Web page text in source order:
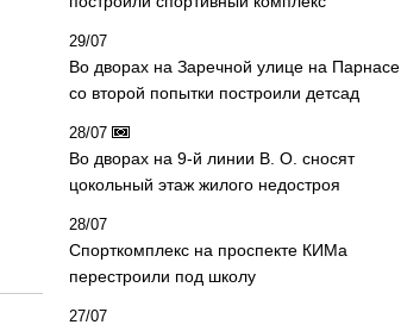
29/07
Во дворах на Заречной улице на Парнасе
со второй попытки построили детсад
28/07
Во дворах на 9-й линии В. О. сносят
цокольный этаж жилого недостроя
28/07
Спорткомплекс на проспекте КИМа
перестроили под школу
27/07